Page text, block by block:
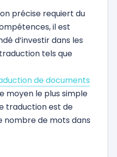
précise requiert du
il est
d’investir dans les
tels que
de documents
moyen le plus simple
traduction est de
nombre de mots dans